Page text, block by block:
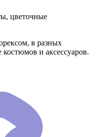
цветочные
в разных
и аксессуаров.